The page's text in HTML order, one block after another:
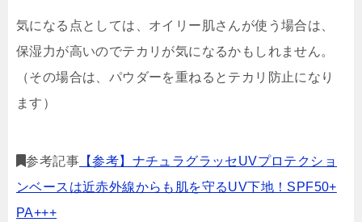
気になる点としては、オイリー肌さんが使う場合は、
保湿力が高いのでテカリが気になるかもしれません。
（その場合は、パウダーを重ねるとテカリ防止になり
ます）
参考記事 【参考】ナチュラグラッセUVプロテクショ
ンベースは近赤外線からも肌を守るUV下地！SPF50+
PA+++